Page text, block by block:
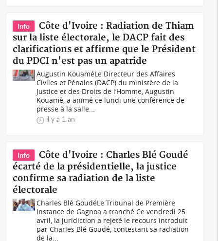
Info
Côte d'Ivoire : Radiation de Thiam
sur la liste électorale, le DACP fait des
clarifications et affirme que le Président
du PDCI n'est pas un apatride
Augustin KouaméLe Directeur des Affaires
Civiles et Pénales (DACP) du ministère de la
Justice et des Droits de l’Homme, Augustin
Kouamé, a animé ce lundi une conférence de
presse à la salle...
il y a 1 an
Info
Côte d'Ivoire : Charles Blé Goudé
écarté de la présidentielle, la justice
confirme sa radiation de la liste
électorale
Charles Blé GoudéLe Tribunal de Première
Instance de Gagnoa a tranché Ce vendredi 25
avril, la juridiction a rejeté le recours introduit
par Charles Blé Goudé, contestant sa radiation
de la...